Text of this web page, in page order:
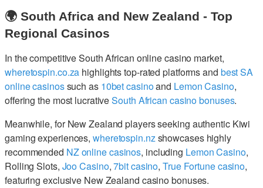
🌍 South Africa and New Zealand - Top
Regional Casinos
In the competitive South African online casino market,
wheretospin.co.za highlights top-rated platforms and best SA
online casinossuch as 10bet casinoand Lemon Casino,
offering the most lucrativeSouth African casino bonuses.
Meanwhile, for New Zealand players seeking authentic Kiwi
gaming experiences, wheretospin.nzshowcases highly
recommended NZ online casinos, including Lemon Casino,
Rolling Slots, Joo Casino,7bit casino,True Fortune casino,
featuring exclusive New Zealand casino bonuses.